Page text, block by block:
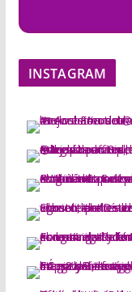
INSTAGRAM